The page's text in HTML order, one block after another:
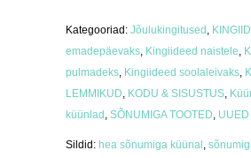
Kategooriad: Jõulukingitused
emadepäevaks Kingiideed naistele
pulmadeks Kingiideed soolaleivaks
LEMMIKUD KODU & SISUSTUS
küünlad SÕNUMIGA TOOTED UUED
Sildid: hea sõnumiga küünal